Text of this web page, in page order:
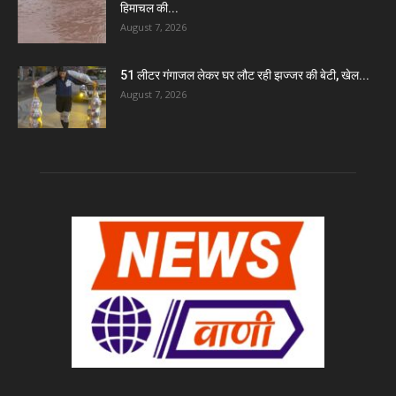
हिमाचल की...
August 7, 2026
51 लीटर गंगाजल लेकर घर लौट रही झज्जर की बेटी, खेल...
August 7, 2026